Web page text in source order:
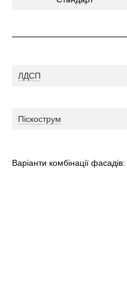
ЛДСП
Піскострум
Варіанти комбінації фасадів: